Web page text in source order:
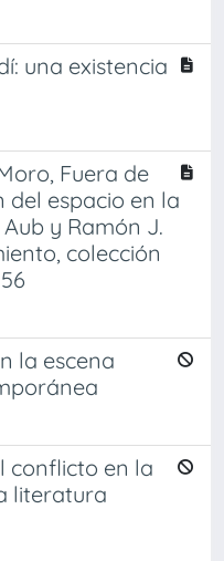
una existencia
Fuera de
del espacio en la
y Ramón J.
colección
la escena
conflicto en la
literatura